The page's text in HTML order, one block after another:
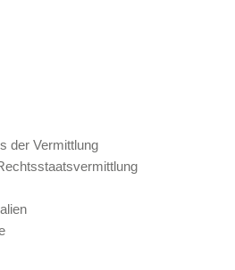
der Vermittlung